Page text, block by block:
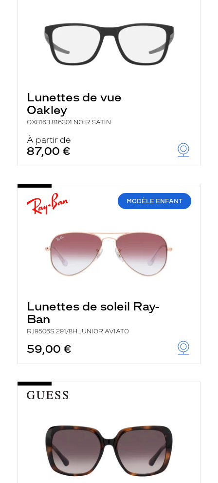
Lunettes de vue
Oakley
OX8163 816301 NOIR SATIN
À partir de
87,00 €
MODÈLE ENFANT
Lunettes de soleil Ray-
Ban
RJ9506S 291/8H JUNIOR AVIATO
59,00 €